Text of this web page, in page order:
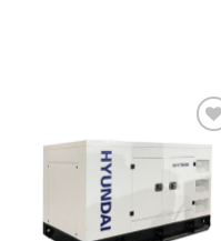
Add to
Wishlist